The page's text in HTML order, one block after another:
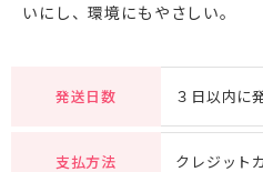
いにし、環境にもやさしい。
発送日数 ３日以内に
支払方法 クレジット